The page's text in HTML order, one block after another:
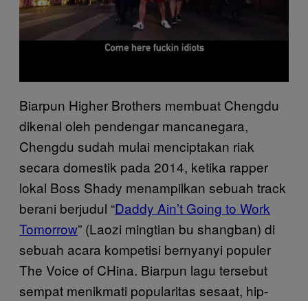
Biarpun Higher Brothers membuat Chengdu
dikenal oleh pendengar mancanegara,
Chengdu sudah mulai menciptakan riak
secara domestik pada 2014, ketika rapper
lokal Boss Shady menampilkan sebuah track
berani berjudul “Daddy Ain’t Going to Work
Tomorrow” (Laozi mingtian bu shangban) di
sebuah acara kompetisi bernyanyi populer
The Voice of CHina. Biarpun lagu tersebut
sempat menikmati popularitas sesaat, hip-